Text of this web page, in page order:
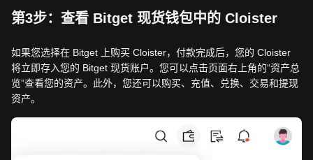
第3步：查看 Bitget 现货钱包中的 Cloister
如果您选择在 Bitget 上购买 Cloister，付款完成后，您的 Cloister
将立即存入您的 Bitget 现货账户。您可以点击页面右上角的“资产总
览”查看您的资产。此外，您还可以购买、充值、兑换、交易和提现
资产。